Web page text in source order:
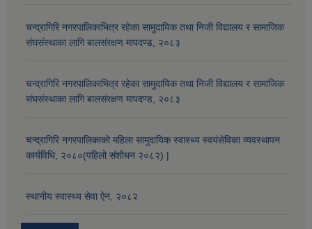
चन्द्रागिरि नगरपालिकाभित्र रहेका सामुदायिक तथा निजी विद्यालय र सामाजिक
संघसंस्थाका लागि बालसंरक्षण मापदण्ड, २०८३
चन्द्रागिरि नगरपालिकाभित्र रहेका सामुदायिक तथा निजी विद्यालय र सामाजिक
संघसंस्थाका लागि बालसंरक्षण मापदण्ड, २०८३
चन्द्रागिरि नगरपालिकाको महिला सामुदायिक स्वास्थ्य स्वयंसेविका व्यवस्थापन
कार्यविधि, २०८०(पहिलो संशोधन २०८२) |
स्थानीय स्वास्थ्य सेवा ऐन, २०८२